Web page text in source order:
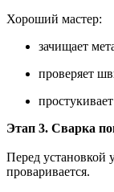
Хороший мастер:
зачищает
проверяет
Этап 3. Сварка
Перед установкой
проваривается.